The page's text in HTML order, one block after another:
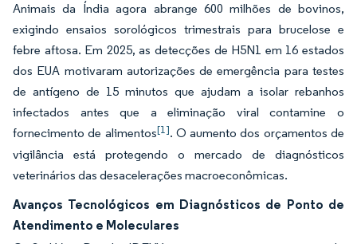
Animais da Índia agora abrange 600 milhões de bovinos,
exigindo ensaios sorológicos trimestrais para brucelose e
febre aftosa. Em 2025, as detecções de H5N1 em 16 estados
dos EUA motivaram autorizações de emergência para testes
de antígeno de 15 minutos que ajudam a isolar rebanhos
infectados antes que a eliminação viral contamine o
fornecimento de alimentos[1]. O aumento dos orçamentos de
vigilância está protegendo o mercado de diagnósticos
veterinários das desacelerações macroeconômicas.
Avanços Tecnológicos em Diagnósticos de Ponto de
Atendimento e Moleculares